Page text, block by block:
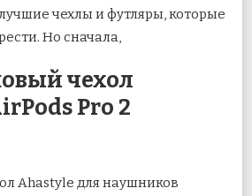
чехлы и футляры, которые
Но сначала,
чехол
Pro 2
Ahastyle для наушников